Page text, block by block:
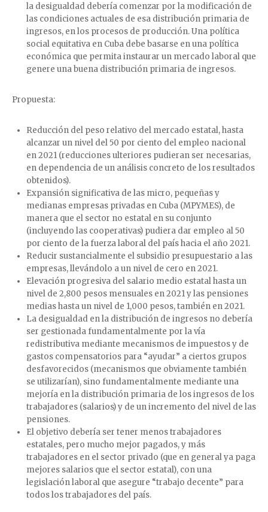
la desigualdad debería comenzar por la modificación de
las condiciones actuales de esa distribución primaria de
ingresos, en los procesos de producción. Una política
social equitativa en Cuba debe basarse en una política
económica que permita instaurar un mercado laboral que
genere una buena distribución primaria de ingresos.
Propuesta:
Reducción del peso relativo del mercado estatal, hasta
alcanzar un nivel del 50 por ciento del empleo nacional
en 2021 (reducciones ulteriores pudieran ser necesarias,
en dependencia de un análisis concreto de los resultados
obtenidos).
Expansión significativa de las micro, pequeñas y
medianas empresas privadas en Cuba (MPYMES), de
manera que el sector no estatal en su conjunto
(incluyendo las cooperativas) pudiera dar empleo al 50
por ciento de la fuerza laboral del país hacia el año 2021.
Reducir sustancialmente el subsidio presupuestario a las
empresas, llevándolo a un nivel de cero en 2021.
Elevación progresiva del salario medio estatal hasta un
nivel de 2,800 pesos mensuales en 2021 y las pensiones
medias hasta un nivel de 1,000 pesos, también en 2021.
La desigualdad en la distribución de ingresos no debería
ser gestionada fundamentalmente por la vía
redistributiva mediante mecanismos de impuestos y de
gastos compensatorios para “ayudar” a ciertos grupos
desfavorecidos (mecanismos que obviamente también
se utilizarían), sino fundamentalmente mediante una
mejoría en la distribución primaria de los ingresos de los
trabajadores (salarios) y de un incremento del nivel de las
pensiones.
El objetivo debería ser tener menos trabajadores
estatales, pero mucho mejor pagados, y más
trabajadores en el sector privado (que en general ya paga
mejores salarios que el sector estatal), con una
legislación laboral que asegure “trabajo decente” para
todos los trabajadores del país.